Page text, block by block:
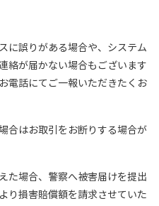
に誤りがある場合や、システム
絡が届かない場合もございます
電話にてご一報いただきたくお
合はお取引をお断りする場合が
た場合、警察へ被害届けを提出
り損害賠償額を請求させていた